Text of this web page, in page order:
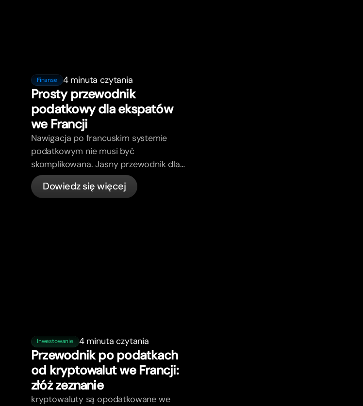
Finanse 4 minuta czytania
Prosty przewodnik
podatkowy dla ekspatów
we Francji
Nawigacja po francuskim systemie
podatkowym nie musi być
skomplikowana. Jasny przewodnik dla
ekspatów.
Dowiedz się więcej
Inwestowanie 4 minuta czytania
Przewodnik po podatkach
od kryptowalut we Francji:
złóż zeznanie
kryptowaluty są opodatkowane we